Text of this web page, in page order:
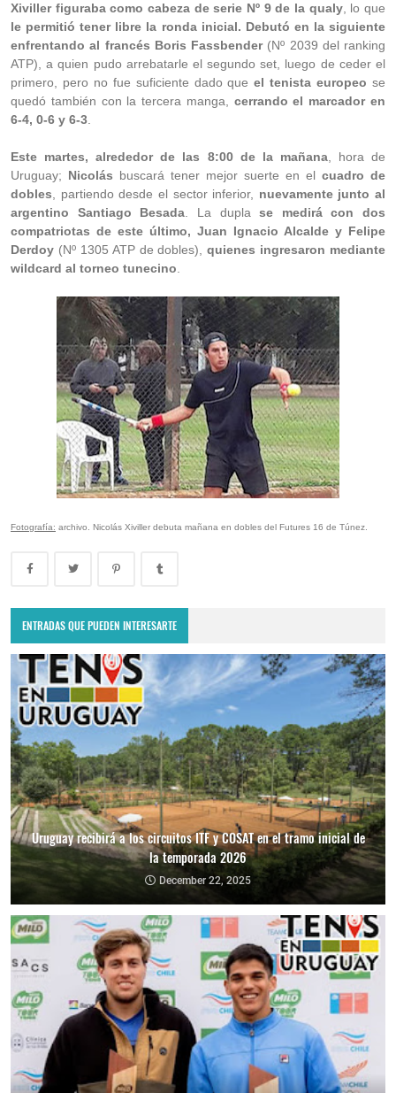
Xiviller figuraba como cabeza de serie Nº 9 de la qualy, lo que
le permitió tener libre la ronda inicial. Debutó en la siguiente
enfrentando al francés Boris Fassbender(Nº 2039 del ranking
ATP), a quien pudo arrebatarle el segundo set, luego de ceder el
primero, pero no fue suficiente dado queel tenista europeo se
quedó también con la tercera manga, cerrando el marcador en
6-4, 0-6 y 6-3
Este martes, alrededor de las 8:00 de la mañana, hora de
Uruguay; Nicolás buscará tener mejor suerte en el cuadro de
dobles , partiendo desde el sector inferior, nuevamente junto al
argentino Santiago Besada . La duplase medirá con dos
compatriotas de este último, Juan Ignacio Alcalde y Felipe
Derdoy (Nº 1305 ATP de dobles),quienes ingresaron mediante
wildcard al torneo tunecino
Fotografía: archivo. Nicolás Xiviller debuta mañana en dobles del Futures 16 de Túnez.
ENTRADAS QUE PUEDEN INTERESARTE
Uruguay recibirá a los circuitos ITF y COSAT en el tramo inicial de
la temporada 2026
December 22, 2025